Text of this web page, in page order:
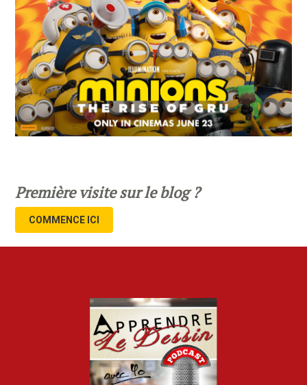
Première visite sur le blog ?
COMMENCE ICI